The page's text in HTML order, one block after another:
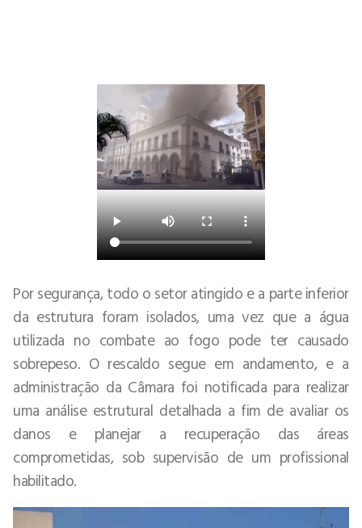
Por segurança, todo o setor atingido e a parte inferior
da estrutura foram isolados, uma vez que a água
utilizada no combate ao fogo pode ter causado
sobrepeso. O rescaldo segue em andamento, e a
administração da Câmara foi notificada para realizar
uma análise estrutural detalhada a fim de avaliar os
danos e planejar a recuperação das áreas
comprometidas, sob supervisão de um profissional
habilitado.